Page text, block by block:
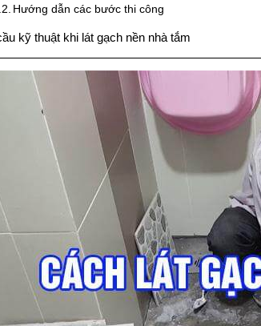
Hướng dẫn các bước thi công
kỹ thuật khi lát gạch nền nhà tắm